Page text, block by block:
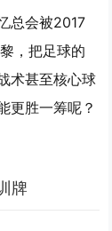
总会被2017
，把足球的
术甚至核心球
更胜一筹呢？
牌